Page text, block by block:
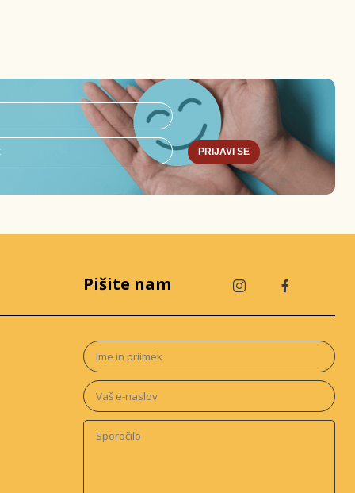
PRIJAVI SE
Pišite nam